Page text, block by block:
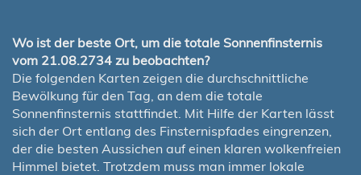
Wo ist der beste Ort, um die totale Sonnenfinsternis
vom 21.08.2734 zu beobachten?
Die folgenden Karten zeigen die durchschnittliche
Bewölkung für den Tag, an dem die totale
Sonnenfinsternis stattfindet. Mit Hilfe der Karten lässt
sich der Ort entlang des Finsternispfades eingrenzen,
der die besten Aussichen auf einen klaren wolkenfreien
Himmel bietet. Trotzdem muss man immer lokale